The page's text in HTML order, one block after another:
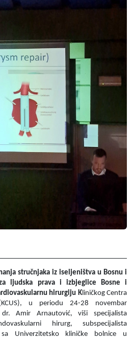
stručnjaka iz iseljeništva u Bosnu i
ljudska prava i izbjeglice Bosne i
hirurgiju Kliničkog Centra
, u periodu 24-28 novembar
r. Amir Arnautović, viši specijalista
hirurg, subspecijalista
sa Univerzitetsko kliničke bolnice u